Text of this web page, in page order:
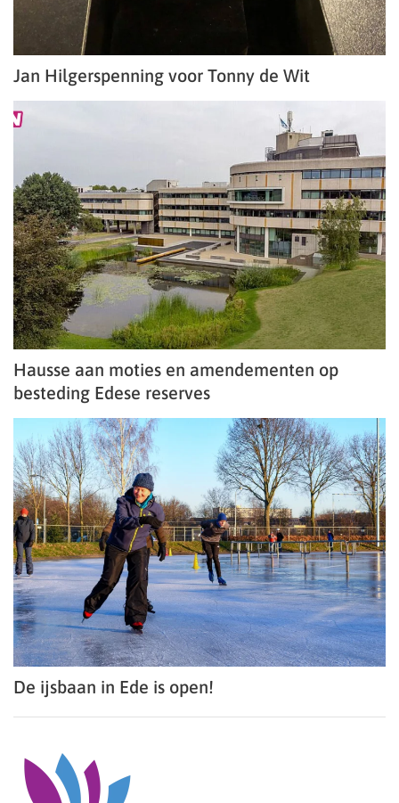
Jan Hilgerspenning voor Tonny de Wit
Hausse aan moties en amendementen op
besteding Edese reserves
De ijsbaan in Ede is open!